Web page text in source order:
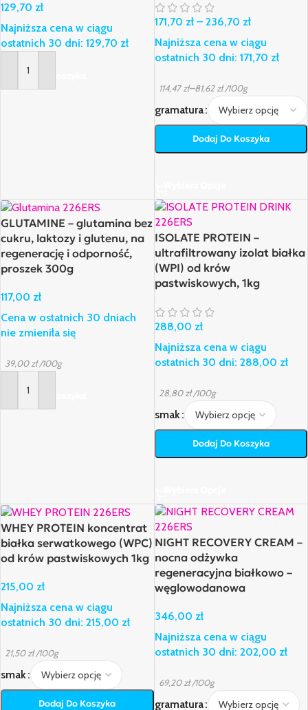
129,70 zł
Najniższa cena w ciągu
ostatnich 30 dni: 129,70 zł
Dodaj Do Koszyka
171,70 zł – 236,70 zł
Najniższa cena w ciągu
ostatnich 30 dni: 171,70 zł
114,47zł–81,62zł /100g
gramatura
Dodaj Do Koszyka
GLUTAMINE – glutamina bez
cukru, laktozy i glutenu, na
regenerację i odporność,
proszek 300g
117,00 zł
Cena w ostatnich 30 dniach
nie zmieniła się
39,00zł /100g
Dodaj Do Koszyka
ISOLATE PROTEIN –
ultrafiltrowany izolat białka
(WPI) od krów
pastwiskowych, 1kg
288,00 zł
Najniższa cena w ciągu
ostatnich 30 dni: 288,00 zł
28,80zł /100g
smak
Dodaj Do Koszyka
WHEY PROTEIN koncentrat
białka serwatkowego (WPC)
od krów pastwiskowych 1kg
215,00 zł
Najniższa cena w ciągu
ostatnich 30 dni: 215,00 zł
21,50zł /100g
smak
Dodaj Do Koszyka
NIGHT RECOVERY CREAM –
nocna odżywka
regeneracyjna białkowo –
węglowodanowa
346,00 zł
Najniższa cena w ciągu
ostatnich 30 dni: 202,00 zł
69,20zł /100g
gramatura